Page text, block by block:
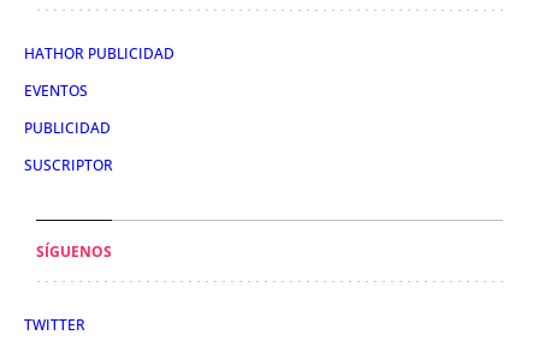
HATHOR PUBLICIDAD
EVENTOS
PUBLICIDAD
SUSCRIPTOR
SÍGUENOS
TWITTER